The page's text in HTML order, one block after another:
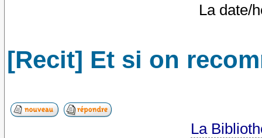
La date/
[Recit] Et si on
La